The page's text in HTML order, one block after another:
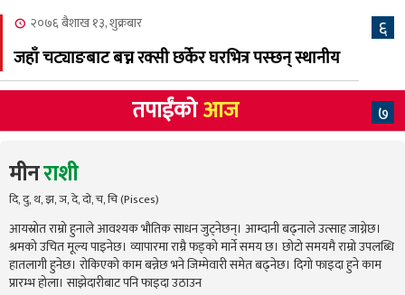
६
२०७६ बैशाख १३, शुक्रबार
जहाँ चट्याङबाट बच्न रक्सी छर्केर घरभित्र पस्छन् स्थानीय
७
तपाईंकोआज
मीनराशी
दि, दु, थ, झ, ञ, दे, दो, च, चि (Pisces)
आयस्रोत राम्रो हुनाले आवश्यक भौतिक साधन जुट्नेछन्। आम्दानी बढ्नाले उत्साह जाग्नेछ।
श्रमको उचित मूल्य पाइनेछ। व्यापारमा राम्रै फड्को मार्ने समय छ। छोटो समयमै राम्रो उपलब्धि
हातलागी हुनेछ। रोकिएको काम बन्नेछ भने जिम्मेवारी समेत बढ्नेछ। दिगो फाइदा हुने काम
प्रारम्भ होला। साझेदारीबाट पनि फाइदा उठाउन